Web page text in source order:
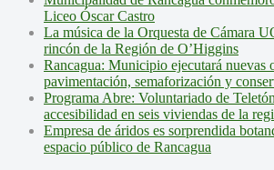
Liceo Óscar Castro
La música de la Orquesta de Cámara
rincón de la Región de O’Higgins
Rancagua: Municipio ejecutará nuevas
pavimentación, semaforización y
Programa Abre: Voluntariado de
accesibilidad en seis viviendas de la
Empresa de áridos es sorprendida
espacio público de Rancagua